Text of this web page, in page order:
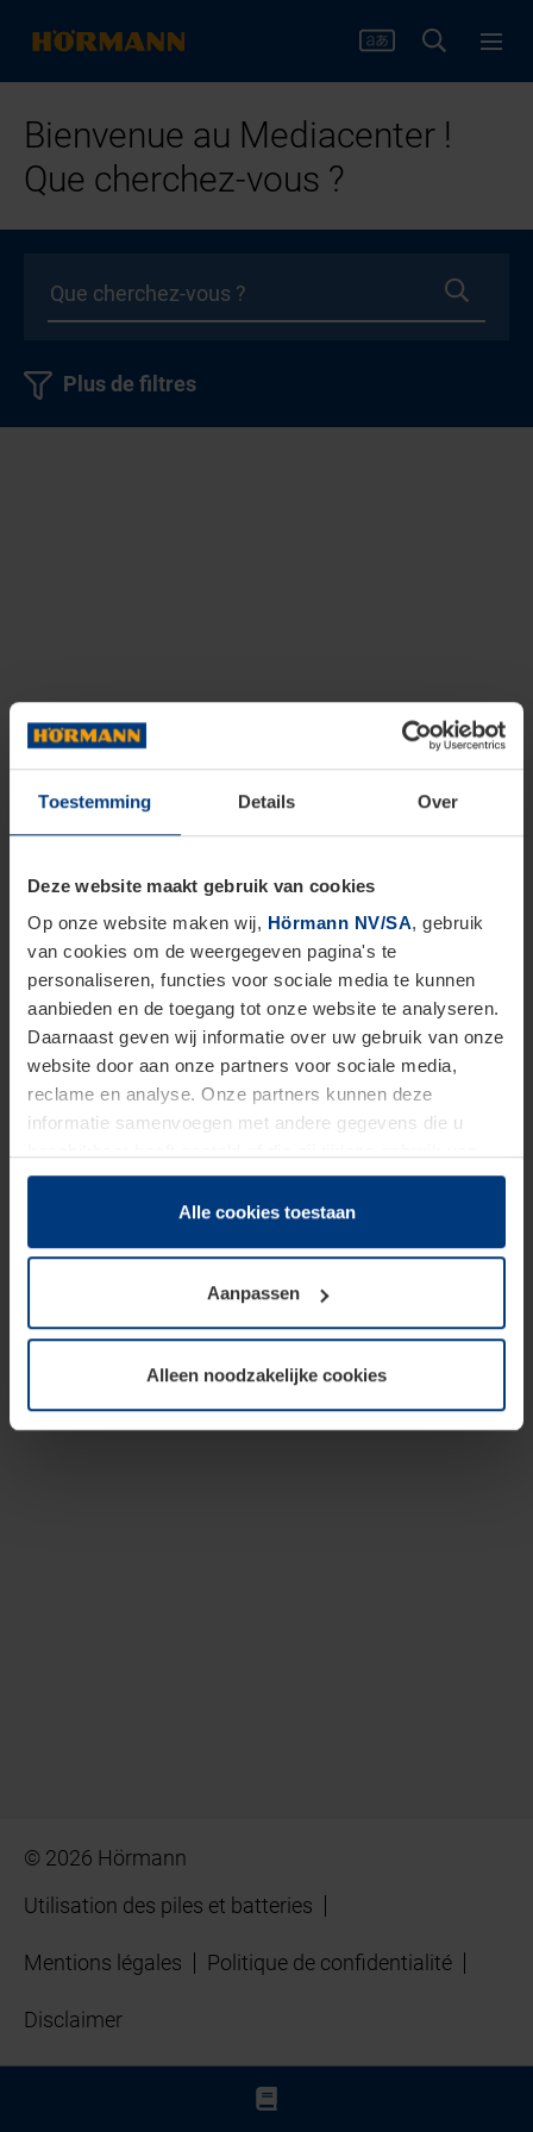
Toestemming Details Over
Deze website maakt gebruik van cookies
Op onze website maken wij, Hörmann NV/SA, gebruik
van cookies om de weergegeven pagina's te
personaliseren, functies voor sociale media te kunnen
aanbieden en de toegang tot onze website te analyseren.
Daarnaast geven wij informatie over uw gebruik van onze
website door aan onze partners voor sociale media,
reclame en analyse. Onze partners kunnen deze
informatie samenvoegen met andere gegevens die u
hun diensten hebben verzameld.
Juridisch hebben wij het recht om cookies op uw
van deze pagina's absoluut vereist is. Voor alle andere
soorten cookies is uw toestemming benodigd. Uw
toestemming kunt u op elk moment bij de uitleg van de
wijzigen of herroepen.
Alle cookies toestaan
Aanpassen
Alleen noodzakelijke cookies
Bienvenue au Mediacenter !
Que cherchez-vous ?
Plus de filtres
© 2026 Hörmann
Utilisation des piles et batteries
Mentions légales Politique de confidentialité
Disclaimer